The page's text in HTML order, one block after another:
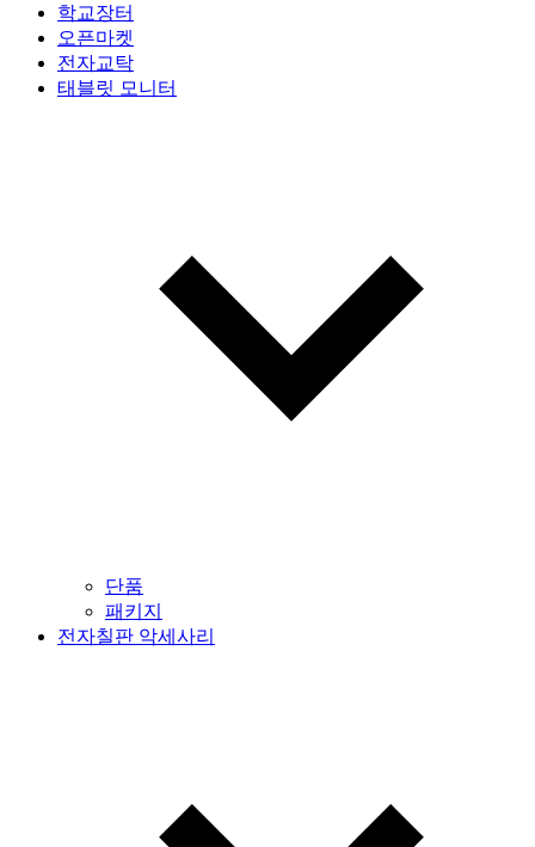
학교장터
오픈마켓
전자교탁
태블릿 모니터
단품
패키지
전자칠판 악세사리